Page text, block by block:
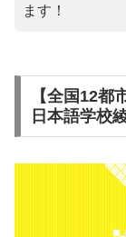
ます！
【全国12
日本語学校